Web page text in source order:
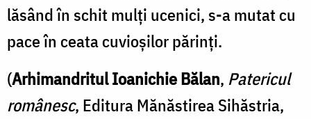
lăsând în schit mulţi ucenici, s-a mutat cu
pace în ceata cuvioşilor părinţi.
(Arhimandritul Ioanichie Bălan, Patericul
românesc, Editura Mănăstirea Sihăstria,